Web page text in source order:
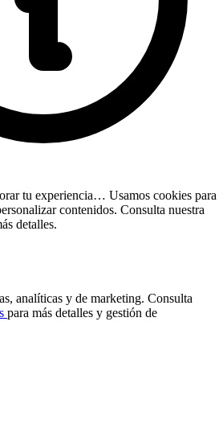
tu experiencia… Usamos cookies para
contenidos. Consulta nuestra
detalles.
analíticas y de marketing. Consulta
para más detalles y gestión de